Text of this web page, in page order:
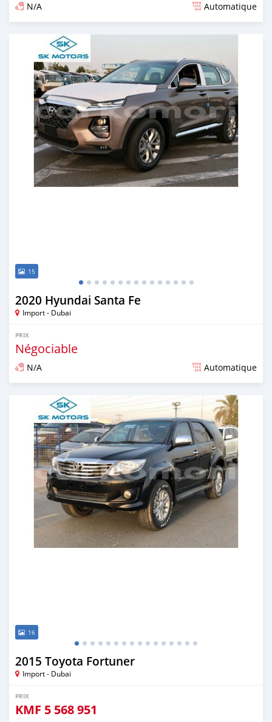
N/A Automatique
Publié il y a presque 6 ans
15
2020 Hyundai Santa Fe
Import - Dubai
PRIX
Négociable
N/A Automatique
16
2015 Toyota Fortuner
Import - Dubai
PRIX
KMF 5 568 951